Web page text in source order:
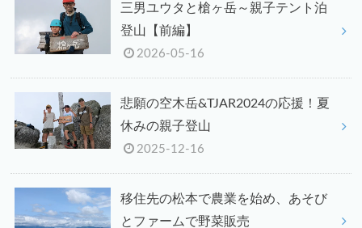
三男ユウタと槍ヶ岳～親子テント泊
登山【前編】
2026-05-16
悲願の空木岳&TJAR2024の応援！夏
休みの親子登山
2025-12-16
移住先の松本で農業を始め、あそび
とファームで野菜販売